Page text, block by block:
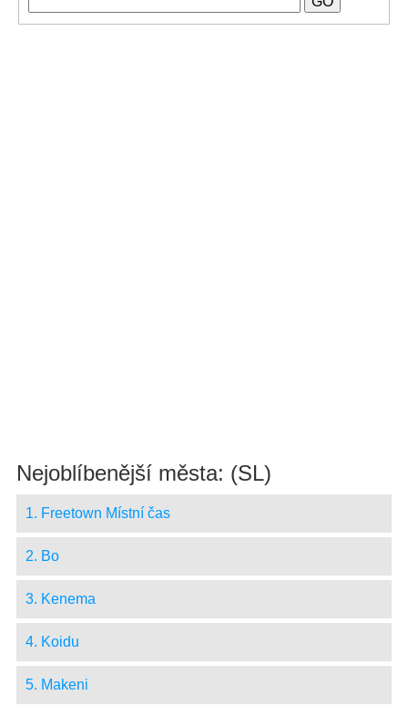
Nejoblíbenější města: (SL)
1. Freetown Místní čas
2. Bo
3. Kenema
4. Koidu
5. Makeni